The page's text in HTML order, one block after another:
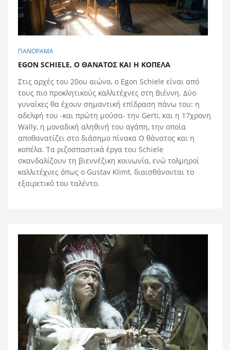
ΠΑΝΟΡΑΜΑ
EGON SCHIELE, O ΘAΝΑΤΟΣ ΚΑΙ Η ΚΟΠEΛΑ
Στις αρχές του 20ου αιώνα, ο Egon Schiele είναι από
τους πιο προκλητικούς καλλιτέχνες στη Βιέννη. Δύο
γυναίκες θα έχουν σημαντική επίδραση πάνω του: η
αδελφή του -και πρώτη μούσα- την Gerti, και η 17χρονη
Wally, η μοναδική αληθινή του αγάπη, την οποία
αποθανατίζει στο διάσημο πίνακα Ο θάνατος και η
κοπέλα. Τα ριζοσπαστικά έργα του Schiele
σκανδαλίζουν τη βιεννέζικη κοινωνία, ενώ τολμηροί
καλλιτέχνες όπως ο Gustav Klimt, διαισθάνονται το
εξαιρετικό του ταλέντο.